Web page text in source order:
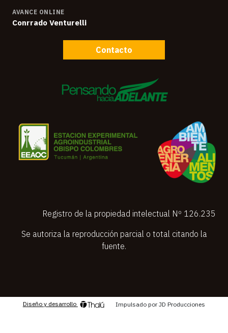
AVANCE ONLINE
Conrrado Venturelli
Contacto
Registro de la propiedad intelectual Nº 126.235
Se autoriza la reproducción parcial o total citando la
fuente.
Diseño y desarrollo Impulsado por JD Producciones